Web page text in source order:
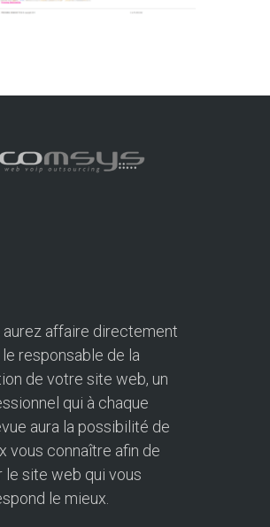
aurez affaire directement
responsable de la
de votre site web, un
qui à chaque
aura la possibilité de
vous connaître afin de
le site web qui vous
le mieux.